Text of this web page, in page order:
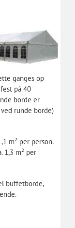
ganges op
på 40
borde er
runde borde)
m² per person.
1,3 m² per
buffetborde,